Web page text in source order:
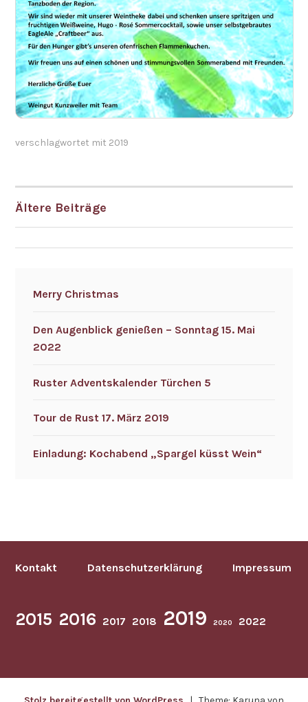
verschlagwortet mit 2019
BEITRAGSNAVIGATION
Ältere Beiträge
Merry Christmas
Den Augenblick genießen – Sonntag 15. Mai
2022
Ruster Adventskalender Türchen 5
Tour de Rust 17. März 2019
Einladung: Kochabend „Spargel küsst Wein“
Kontakt Datenschutzerklärung Impressum
2015 2016 2017 2018 2019 2020 2022